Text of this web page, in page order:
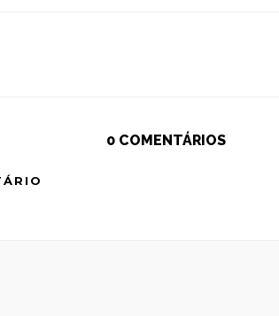
0 COMENTÁRIOS